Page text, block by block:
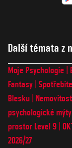
Další témata z
Moje Psychologie
Fantasy
Blesku
psychologické mýty
prostor Level 9
2026/27